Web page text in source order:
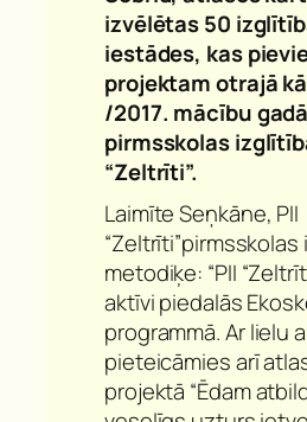
izvēlētas 50
iestādes, kas
projektam otrajā
/2017. mācību
pirmsskolas
“Zeltrīti”.
Laimīte Seņkāne, PII
metodiķe: “PII
aktīvi piedalās
programmā. Ar lielu
pieteicāmies arī
projektā “Ēdam